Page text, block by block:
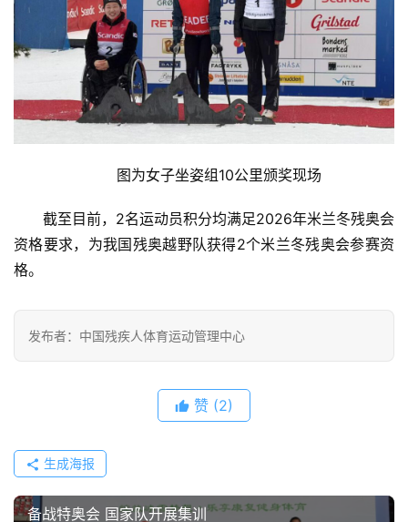
图为女子坐姿组10公里颁奖现场
截至目前，2名运动员积分均满足2026年米兰冬残奥会
资格要求，为我国残奥越野队获得2个米兰冬残奥会参赛资
格。
发布者：中国残疾人体育运动管理中心
赞 (2)
生成海报
备战特奥会 国家队开展集训